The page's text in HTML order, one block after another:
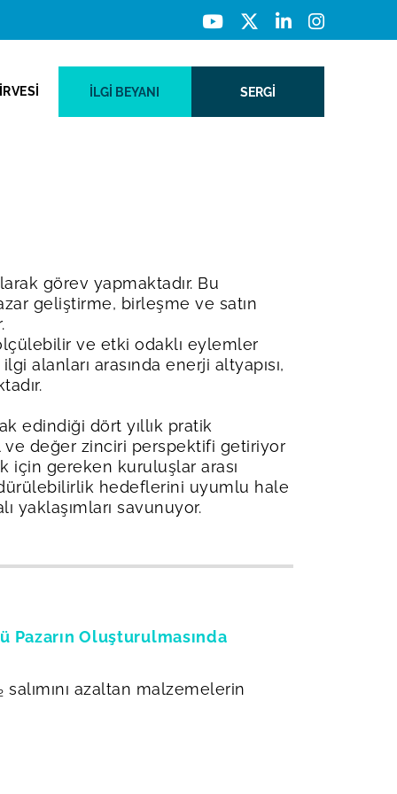
İLGI BEYANI SERGİ
görev yapmaktadır. Bu
geliştirme, birleşme ve satın
ve etki odaklı eylemler
alanları arasında enerji altyapısı,
edindiği dört yıllık pratik
değer zinciri perspektifi getiriyor
için gereken kuruluşlar arası
hedeflerini uyumlu hale
savunuyor.
Pazarın Oluşturulmasında
salımını azaltan malzemelerin